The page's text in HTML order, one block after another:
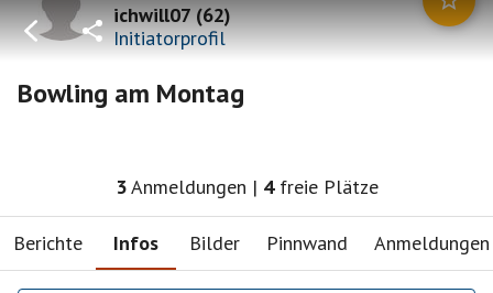
ichwill07(62)
Initiatorprofil
Bowling am Montag
3Anmeldungen | 4 freie Plätze
Berichte Infos Bilder Pinnwand Anmeldungen